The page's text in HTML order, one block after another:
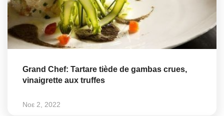
Grand Chef: Tartare tiède de gambas crues,
vinaigrette aux truffes
Νοε 2, 2022